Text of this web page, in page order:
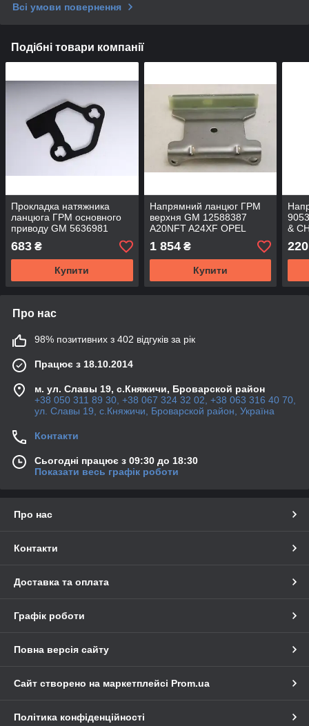
Всі умови повернення
Подібні товари компанії
Прокладка натяжника
ланцюга ГРМ основного
приводу GM 5636981
12589477 Chevrolet
Captiva C100 Opel Antara
Insignia Vectra-C Signum
A28NER A28NET Z28NEL
683 ₴
Купити
Напрямний ланцюг ГРМ
верхня GM 12588387
A20NFT A24XF OPEL
Antara Insignia & 2.4L
Chevrolet Captiva Equinox
1 854₴
Купити
&
220
Про нас
98% позитивних з 402 відгуків за рік
Працює з 18.10.2014
м. ул. Славы 19, с.Княжичи, Броварской район
+38 050 311 89 30, +38 067 324 32 02, +38 063 316 40 70,
ул. Славы 19, с.Княжичи, Броварской район, Україна
Контакти
Сьогодні працює з 09:30 до 18:30
Показати весь графік роботи
Про нас
Контакти
Доставка та оплата
Графік роботи
Повна версія сайту
Сайт створено на маркетплейсі Prom.ua
Політика конфіденційності